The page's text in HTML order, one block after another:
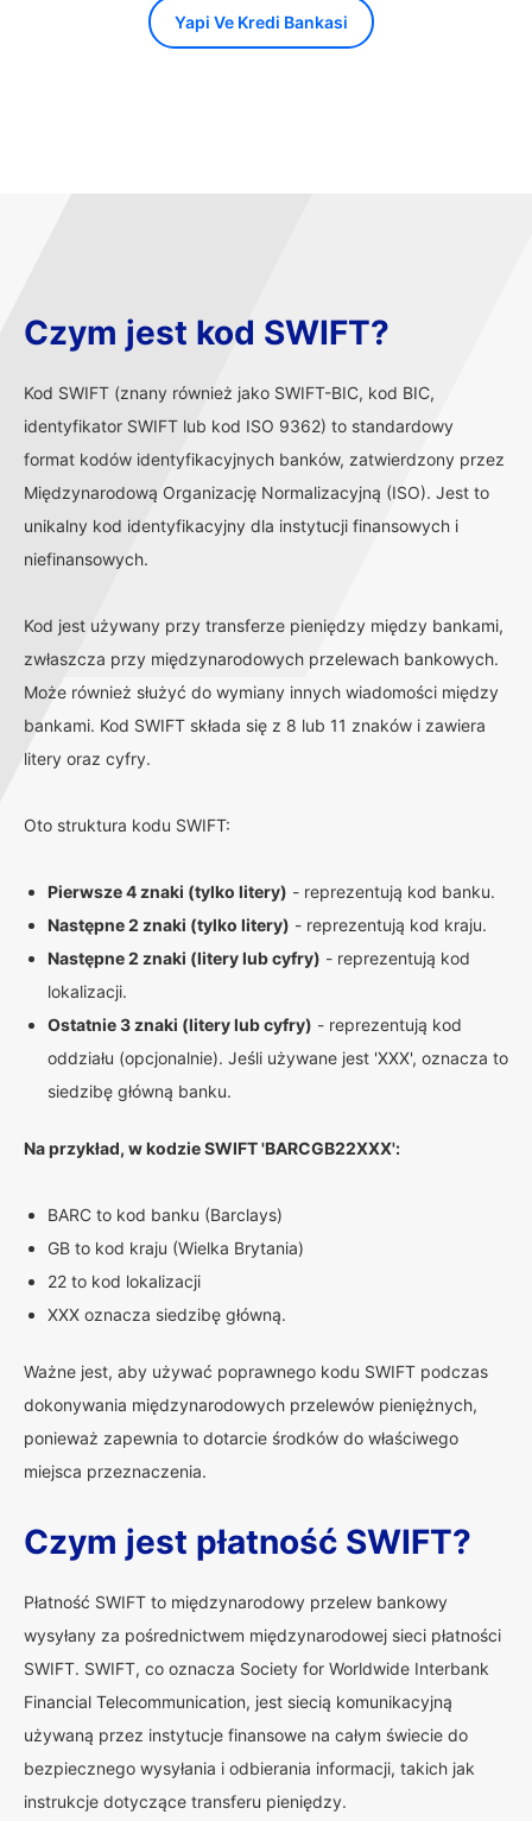
Yapi Ve Kredi Bankasi
Czym jest kod SWIFT?
Kod SWIFT (znany również jako SWIFT-BIC, kod BIC,
identyfikator SWIFT lub kod ISO 9362) to standardowy
format kodów identyfikacyjnych banków, zatwierdzony przez
Międzynarodową Organizację Normalizacyjną (ISO). Jest to
unikalny kod identyfikacyjny dla instytucji finansowych i
niefinansowych.
Kod jest używany przy transferze pieniędzy między bankami,
zwłaszcza przy międzynarodowych przelewach bankowych.
Może również służyć do wymiany innych wiadomości między
bankami. Kod SWIFT składa się z 8 lub 11 znaków i zawiera
litery oraz cyfry.
Oto struktura kodu SWIFT:
Pierwsze 4 znaki (tylko litery) - reprezentują kod banku.
Następne 2 znaki (tylko litery) - reprezentują kod kraju.
Następne 2 znaki (litery lub cyfry) - reprezentują kod
lokalizacji.
Ostatnie 3 znaki (litery lub cyfry) - reprezentują kod
oddziału (opcjonalnie). Jeśli używane jest 'XXX', oznacza to
siedzibę główną banku.
Na przykład, w kodzie SWIFT 'BARCGB22XXX':
BARC to kod banku (Barclays)
GB to kod kraju (Wielka Brytania)
22 to kod lokalizacji
XXX oznacza siedzibę główną.
Ważne jest, aby używać poprawnego kodu SWIFT podczas
dokonywania międzynarodowych przelewów pieniężnych,
ponieważ zapewnia to dotarcie środków do właściwego
miejsca przeznaczenia.
Czym jest płatność SWIFT?
Płatność SWIFT to międzynarodowy przelew bankowy
wysyłany za pośrednictwem międzynarodowej sieci płatności
SWIFT. SWIFT, co oznacza Society for Worldwide Interbank
Financial Telecommunication, jest siecią komunikacyjną
używaną przez instytucje finansowe na całym świecie do
bezpiecznego wysyłania i odbierania informacji, takich jak
instrukcje dotyczące transferu pieniędzy.